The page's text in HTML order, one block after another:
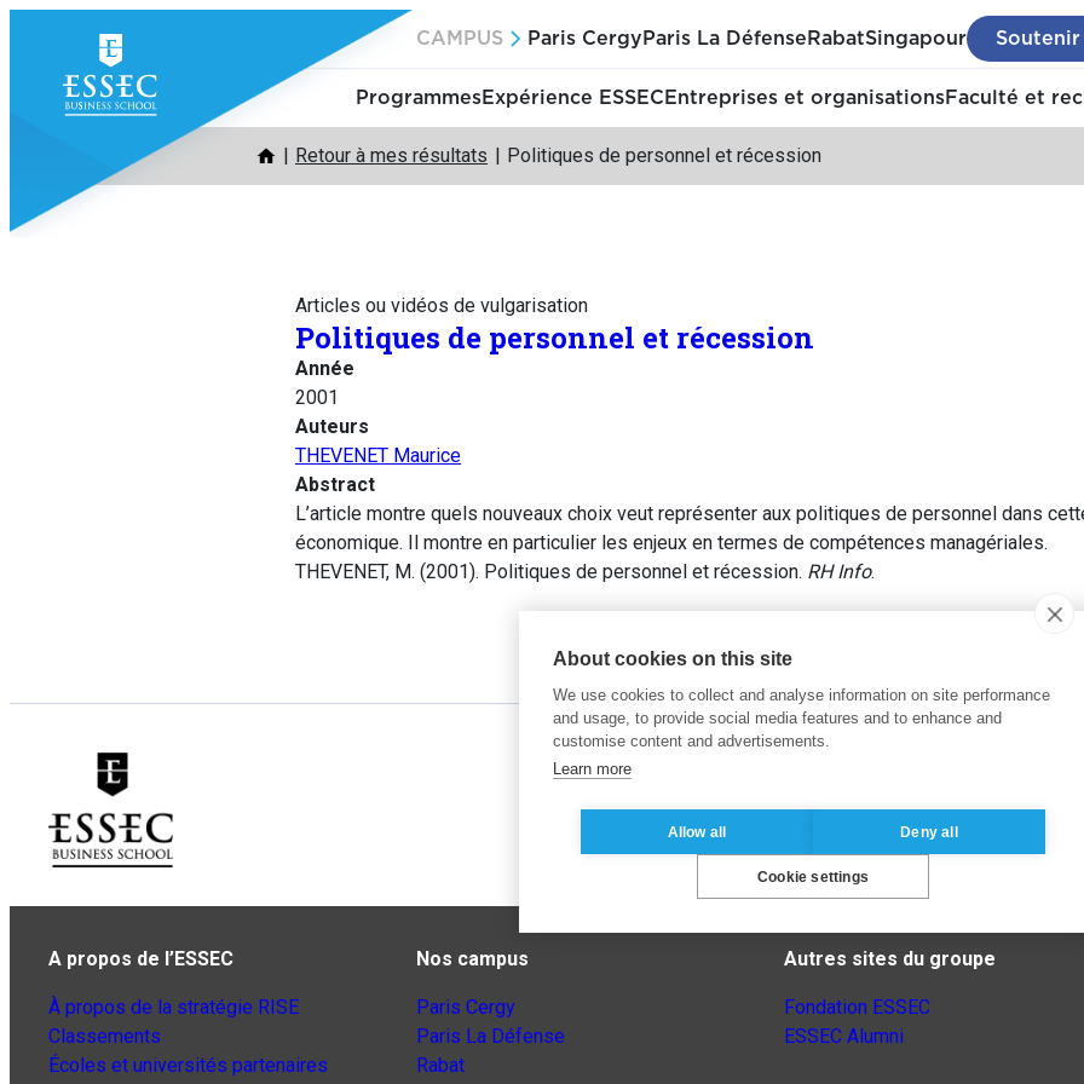
contenu
CAMPUS Paris Cergy Paris La Défense RabatSingapour Soutenir
ProgrammesExpérience ESSEC Entreprises et organisationsFaculté et
Retour à mes résultats Politiques de personnel et récession
Articles ou vidéos de vulgarisation
Politiques de personnel et récession
Année
2001
Auteurs
THEVENET Maurice
Abstract
L’article montre quels nouveaux choix veut représenter aux politiques de personnel dans
économique. Il montre en particulier les enjeux en termes de compétences managériales.
THEVENET, M. (2001). Politiques de personnel et récession. RH Info.
A propos de l’ESSEC
À propos de la stratégie RISE
Classements
Écoles et universités partenaires
Nos campus
Paris Cergy
Paris La Défense
Rabat
Autres sites du groupe
Fondation ESSEC
ESSEC Alumni
About cookies on this site
We use cookies to collect and analyse information on site performance
and usage, to provide social media features and to enhance and
customise content and advertisements.
Learn more
Allow all Deny all
Cookie settings